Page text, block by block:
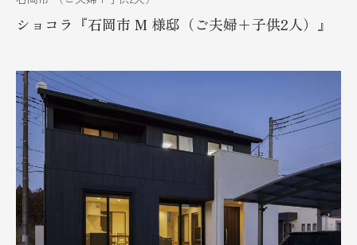
ショコラ『石岡市 M 様邸（ご夫婦+子供2人）』